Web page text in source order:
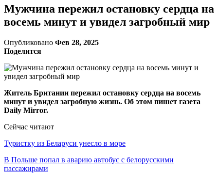
Мужчина пережил остановку сердца на
восемь минут и увидел загробный мир
Опубликовано Фев 28, 2025
Поделится
Житель Британии пережил остановку сердца на восемь
минут и увидел загробную жизнь. Об этом пишет газета
Daily Mirror.
Сейчас читают
Туристку из Беларуси унесло в море
В Польше попал в аварию автобус с белорусскими
пассажирами